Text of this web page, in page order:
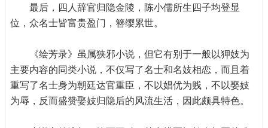
最后，四人辞官归隐金陵，陈小儒所生四子均登显
位，众名士皆富贵盈门，簪缨累世。
《绘芳录》虽属狭邪小说，但它有别于一般以狎妓为
主要内容的同类小说，不仅写了名士和名妓相恋，而且着
重写了名士身为朝廷达官重臣，不以娼优为贱，不以娶妓
为辱，反而盛赞娶妓归隐后的风流生活，因此颇具特色。